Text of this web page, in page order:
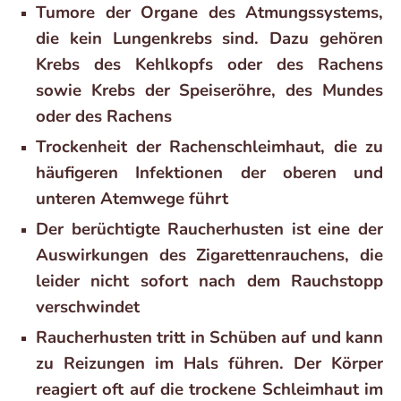
Tumore der Organe des Atmungssystems,
die kein Lungenkrebs sind. Dazu gehören
Krebs des Kehlkopfs oder des Rachens
sowie Krebs der Speiseröhre, des Mundes
oder des Rachens
Trockenheit der Rachenschleimhaut, die zu
häufigeren Infektionen der oberen und
unteren Atemwege führt
Der berüchtigte Raucherhusten ist eine der
Auswirkungen des Zigarettenrauchens, die
leider nicht sofort nach dem Rauchstopp
verschwindet
Raucherhusten tritt in Schüben auf und kann
zu Reizungen im Hals führen. Der Körper
reagiert oft auf die trockene Schleimhaut im